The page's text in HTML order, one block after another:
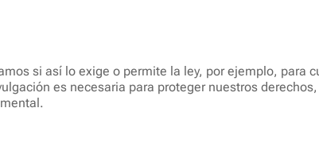
si así lo exige o permite la ley, por ejemplo, para
es necesaria para proteger nuestros